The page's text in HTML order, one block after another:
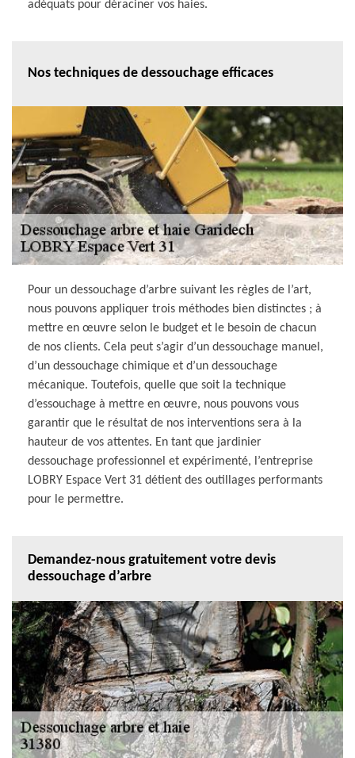
adéquats pour déraciner vos haies.
Nos techniques de dessouchage efficaces
Pour un dessouchage d’arbre suivant les règles de l’art,
nous pouvons appliquer trois méthodes bien distinctes ; à
mettre en œuvre selon le budget et le besoin de chacun
de nos clients. Cela peut s’agir d’un dessouchage manuel,
d’un dessouchage chimique et d’un dessouchage
mécanique. Toutefois, quelle que soit la technique
d’essouchage à mettre en œuvre, nous pouvons vous
garantir que le résultat de nos interventions sera à la
hauteur de vos attentes. En tant que jardinier
dessouchage professionnel et expérimenté, l’entreprise
LOBRY Espace Vert 31 détient des outillages performants
pour le permettre.
Demandez-nous gratuitement votre devis
dessouchage d’arbre